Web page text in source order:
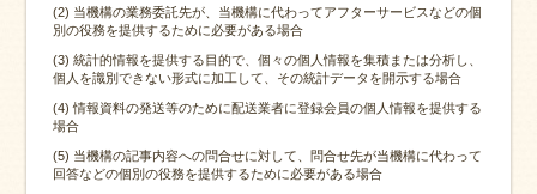
(2) 当機構の業務委託先が、当機構に代わってアフターサービスなどの個
別の役務を提供するために必要がある場合
(3) 統計的情報を提供する目的で、個々の個人情報を集積または分析し、
個人を識別できない形式に加工して、その統計データを開示する場合
(4) 情報資料の発送等のために配送業者に登録会員の個人情報を提供する
場合
(5) 当機構の記事内容への問合せに対して、問合せ先が当機構に代わって
回答などの個別の役務を提供するために必要がある場合